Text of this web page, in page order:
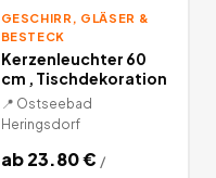
GESCHIRR, GLÄSER &
BESTECK
Kerzenleuchter 60
cm , Tischdekoration
📍 Ostseebad
Heringsdorf
ab23.80€ /